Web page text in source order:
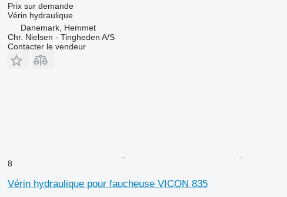
Prix sur demande
Vérin hydraulique
Danemark, Hemmet
Chr. Nielsen - Tingheden A/S
Contacter le vendeur
8
Vérin hydraulique pour faucheuse VICON 835